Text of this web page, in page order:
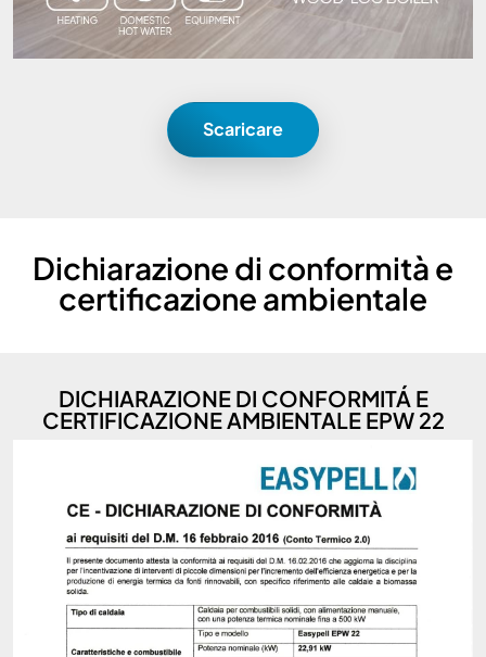
Scaricare
Dichiarazione di conformità e
certificazione ambientale
DICHIARAZIONE DI CONFORMITÁ E
CERTIFICAZIONE AMBIENTALE EPW 22